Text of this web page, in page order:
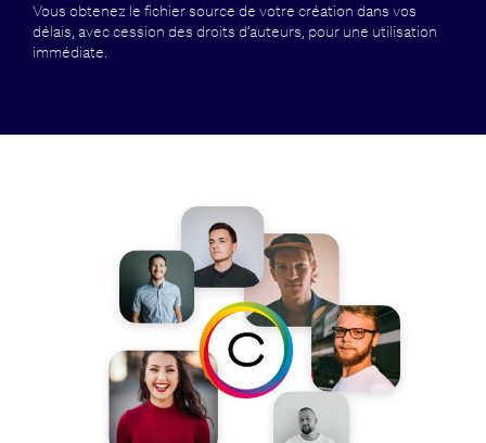
Vous obtenez le fichier source de votre création dans vos
délais, avec cession des droits d’auteurs, pour une utilisation
immédiate.